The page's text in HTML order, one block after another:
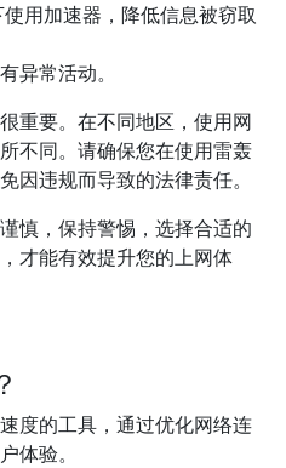
用加速器，降低信息被窃取
异常活动。
重要。在不同地区，使用网
不同。请确保您在使用雷轰
因违规而导致的法律责任。
慎，保持警惕，选择合适的
才能有效提升您的上网体
度的工具，通过优化网络连
体验。